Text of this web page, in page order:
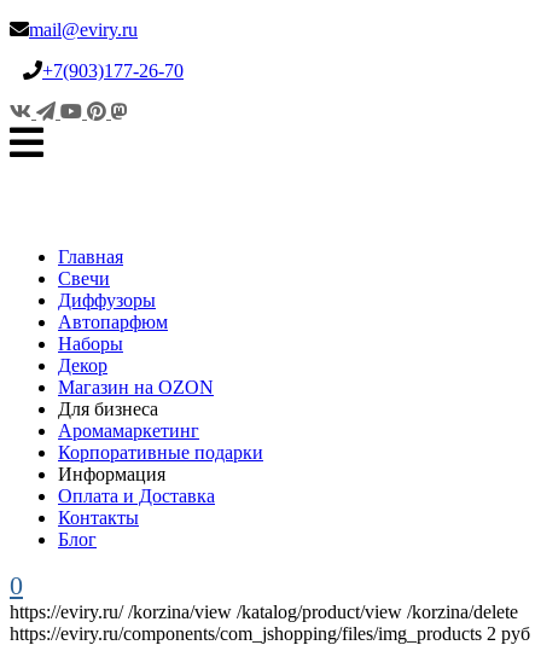
mail@eviry.ru
+7(903)177-26-70
Главная
Свечи
Диффузоры
Автопарфюм
Наборы
Декор
Магазин на OZON
Для бизнеса
Аромамаркетинг
Корпоративные подарки
Информация
Оплата и Доставка
Контакты
Блог
0
https://eviry.ru/ /korzina/view /katalog/product/view /korzina/delete
https://eviry.ru/components/com_jshopping/files/img_products 2 руб